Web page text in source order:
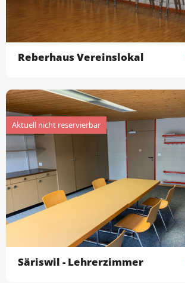
Reberhaus Vereinslokal
Säriswil - Lehrerzimmer